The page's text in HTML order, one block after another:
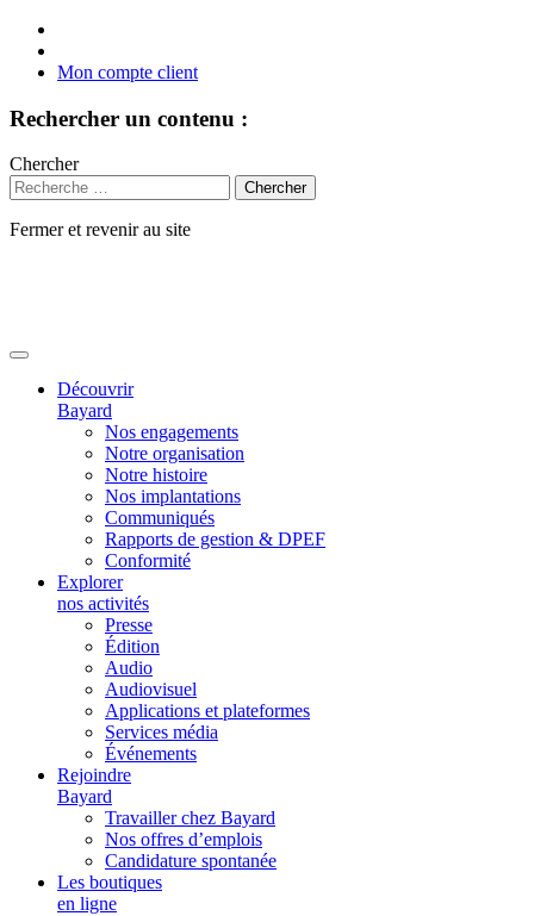
Mon compte client
Rechercher un contenu :
Chercher
Fermer et revenir au site
Découvrir
Bayard
Nos engagements
Notre organisation
Notre histoire
Nos implantations
Communiqués
Rapports de gestion & DPEF
Conformité
Explorer
nos activités
Presse
Édition
Audio
Audiovisuel
Applications et plateformes
Services média
Événements
Rejoindre
Bayard
Travailler chez Bayard
Nos offres d’emplois
Candidature spontanée
Les boutiques
en ligne